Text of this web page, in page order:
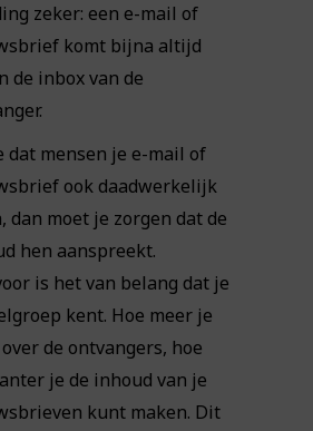
zeker: een e-mail of
komt bijna altijd
de inbox van de
dat mensen je e-mail of
ook daadwerkelijk
dan moet je zorgen dat de
hen aanspreekt.
is het van belang dat je
kent. Hoe meer je
de ontvangers, hoe
je de inhoud van je
kunt maken. Dit